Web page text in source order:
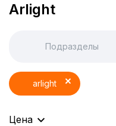
Arlight
Подразделы
arlight
Цена